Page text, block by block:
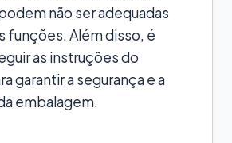
não ser adequadas
funções. Além disso, é
as instruções do
garantir a segurança e a
embalagem.